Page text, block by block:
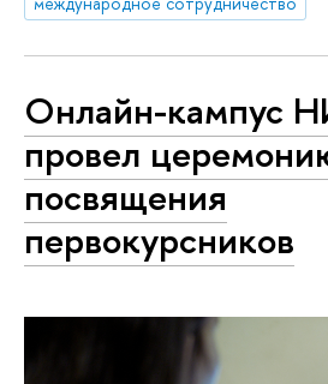
Онлайн-кампус
провел
посвящения
первокурсников